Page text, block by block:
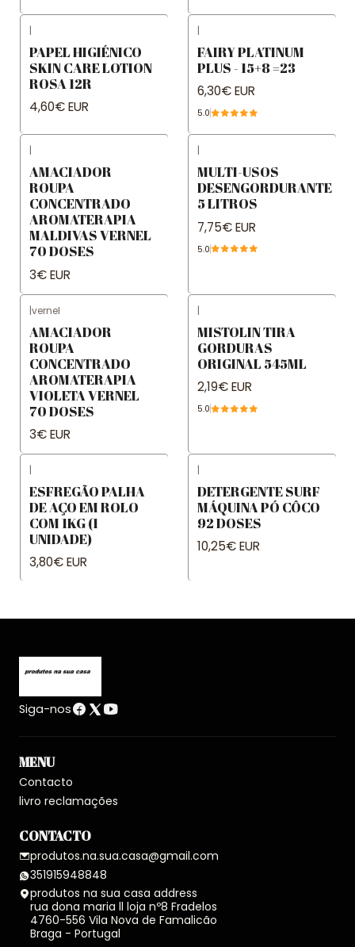
|
PAPEL HIGIÉNICO
SKIN CARE LOTION
ROSA 12R
4,60€ EUR
|
FAIRY PLATINUM
PLUS - 15+8 =23
6,30€ EUR
5.0
|
AMACIADOR
ROUPA
CONCENTRADO
AROMATERAPIA
MALDIVAS VERNEL
70 DOSES
3€ EUR
|
MULTI-USOS
DESENGORDURANTE
5 LITROS
7,75€ EUR
5.0
|vernel
AMACIADOR
ROUPA
CONCENTRADO
AROMATERAPIA
VIOLETA VERNEL
70 DOSES
3€ EUR
|
MISTOLIN TIRA
GORDURAS
ORIGINAL 545ML
2,19€ EUR
5.0
|
ESFREGÃO PALHA
DE AÇO EM ROLO
COM 1KG (1
UNIDADE)
3,80€ EUR
|
DETERGENTE SURF
MÁQUINA PÓ CÔCO
92 DOSES
10,25€ EUR
Siga-nos
MENU
Contacto
livro reclamações
CONTACTO
produtos.na.sua.casa@gmail.com
351915948848
produtos na sua casa address
rua dona maria ll loja nº8 Fradelos
4760-556 Vila Nova de Famalicão
Braga - Portugal